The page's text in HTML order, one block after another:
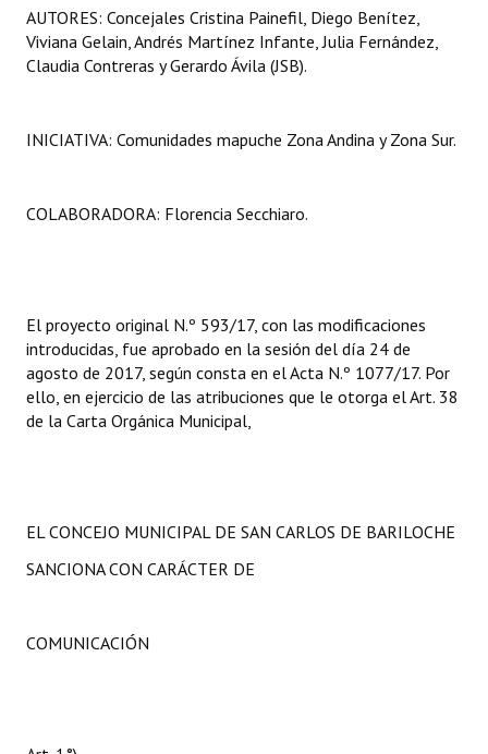
AUTORES: Concejales Cristina Painefil, Diego Benítez,
Viviana Gelain, Andrés Martínez Infante, Julia Fernández,
Claudia Contreras y Gerardo Ávila (JSB).
INICIATIVA: Comunidades mapuche Zona Andina y Zona Sur.
COLABORADORA: Florencia Secchiaro.
El proyecto original N.º 593/17, con las modificaciones
introducidas, fue aprobado en la sesión del día 24 de
agosto de 2017, según consta en el Acta N.º 1077/17. Por
ello, en ejercicio de las atribuciones que le otorga el Art. 38
de la Carta Orgánica Municipal,
EL CONCEJO MUNICIPAL DE SAN CARLOS DE BARILOCHE
SANCIONA CON CARÁCTER DE
COMUNICACIÓN